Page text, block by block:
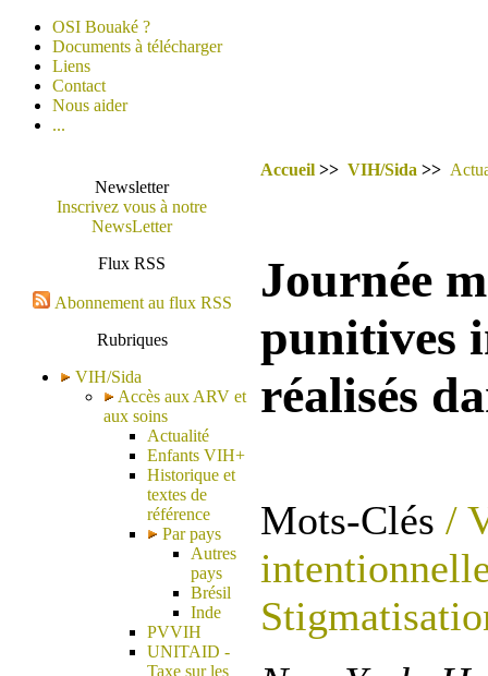
OSI Bouaké ?
Documents à télécharger
Liens
Contact
Nous aider
...
Newsletter
Inscrivez vous à notre
NewsLetter
Flux RSS
Abonnement au flux RSS
Rubriques
VIH/Sida
Accès aux ARV et
aux soins
Actualité
Enfants VIH+
Historique et
textes de
référence
Par pays
Autres
pays
Brésil
Inde
PVVIH
UNITAID -
Taxe sur les
Accueil >> VIH/Sida >>
Journée
punitives
réalisés
Mots-Clés /